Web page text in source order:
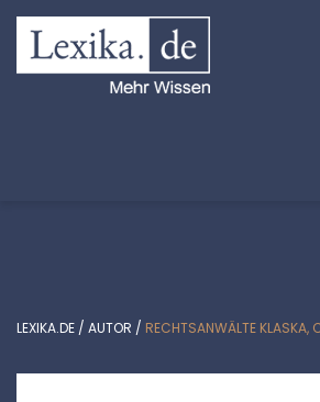
LEXIKA.DE / AUTOR / RECHTSANWÄLTE KLASKA,